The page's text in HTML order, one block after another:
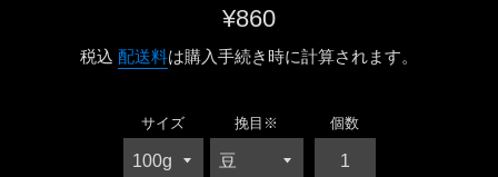
通
価
¥860
税込 配送料は購入手続き時に計算されます。
サイズ 挽目※ 個数